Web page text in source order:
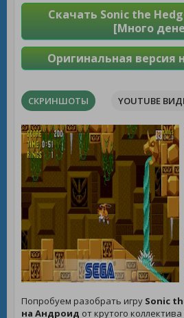
Скачать Sonic the
[Много
Оригинальная версия
СКРИНШОТЫ YOUTUBE
Попробуем разобрать игру Sonic
на Андроид от крутого коллектива